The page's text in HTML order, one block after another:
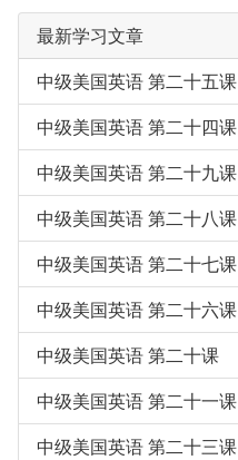
最新学习文章
中级美国英语 第二十五课
中级美国英语 第二十四课
中级美国英语 第二十九课
中级美国英语 第二十八课
中级美国英语 第二十七课
中级美国英语 第二十六课
中级美国英语 第二十课
中级美国英语 第二十一课
中级美国英语 第二十三课